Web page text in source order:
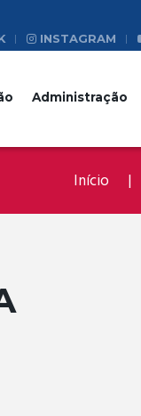
INSTAGRAM
Administração
Início